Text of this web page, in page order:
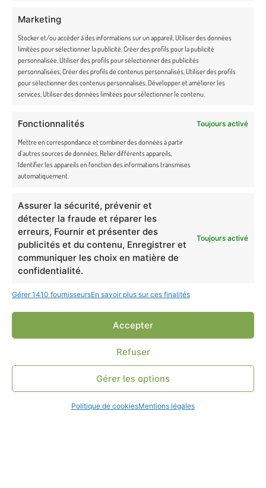
Marketing
Stocker et/ou accéder à des informations sur un appareil, Utiliser des données
limitées pour sélectionner la publicité, Créer des profils pour la publicité
personnalisée, Utiliser des profils pour sélectionner des publicités
personnalisées, Créer des profils de contenus personnalisés, Utiliser des profils
pour sélectionner des contenus personnalisés, Développer et améliorer les
services, Utiliser des données limitées pour sélectionner le contenu.
Fonctionnalités Toujours activé
Mettre en correspondance et combiner des données à partir
d’autres sources de données, Relier différents appareils,
Identifier les appareils en fonction des informations transmises
automatiquement.
Assurer la sécurité, prévenir et
détecter la fraude et réparer les
erreurs, Fournir et présenter des
publicités et du contenu, Enregistrer et
communiquer les choix en matière de
confidentialité.
Toujours activé
Gérer 1410 fournisseursEn savoir plus sur ces finalités
Accepter
Refuser
Gérer les options
Politique de cookiesMentions légales
Rétractation et retours
CONTACT
bonjour@truffe-moustache.com
Lundi – vendredi de 9h30 à 17h30
36 route du Pont noir, 36200 Badecon-le-Pin
NEWSLETTER
Rejoignez la famille Truffe & Moustache et bénéficiez d’un code promo
exclusif ! Soyez les premiers à découvrir toutes nos actualités en avant-
première.
En cochant cette case, j’accepte de recevoir la newsletter du site